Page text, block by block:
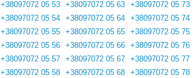
+38097072 05 53
+38097072 05 54
+38097072 05 55
+38097072 05 56
+38097072 05 57
+38097072 05 58
+38097072 05 63
+38097072 05 64
+38097072 05 65
+38097072 05 66
+38097072 05 67
+38097072 05 68
+38097072 05 73
+38097072 05 74
+38097072 05 75
+38097072 05 76
+38097072 05 77
+38097072 05 78